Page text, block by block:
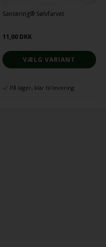
Sansering® Sølvfarvet
11,00 DKK
VÆLG VARIANT
På lager, klar til levering